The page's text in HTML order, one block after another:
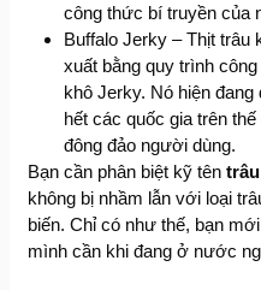
công thức bí truyền của
Buffalo Jerky – Thịt
xuất bằng quy trình
khô Jerky. Nó hiện
hết các quốc gia trên
đông đảo người dùng.
Bạn cần phân biệt kỹ tên
không bị nhầm lẫn với loại
biến. Chỉ có như thế, bạn
mình cần khi đang ở nước